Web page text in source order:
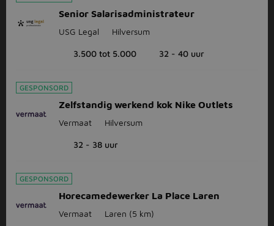
Senior Salarisadministrateur
USG Legal Hilversum
3.500 tot 5.000 32 - 40 uur
GESPONSORD
Zelfstandig werkend kok Nike Outlets
Vermaat Hilversum
32 - 38 uur
GESPONSORD
Horecamedewerker La Place Laren
Vermaat Laren (5 km)